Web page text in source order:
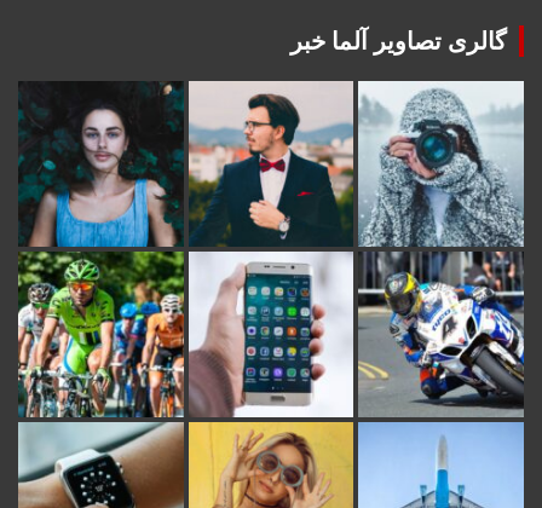
گالری تصاویر آلما خبر